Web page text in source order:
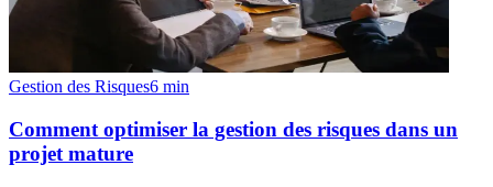
Gestion des Risques6 min
Comment optimiser la gestion des risques dans un
projet mature